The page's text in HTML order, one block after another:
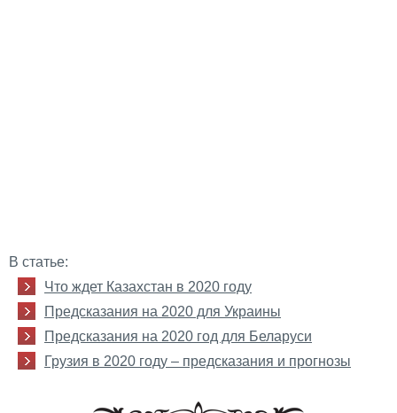
В статье:
Что ждет Казахстан в 2020 году
Предсказания на 2020 для Украины
Предсказания на 2020 год для Беларуси
Грузия в 2020 году – предсказания и прогнозы